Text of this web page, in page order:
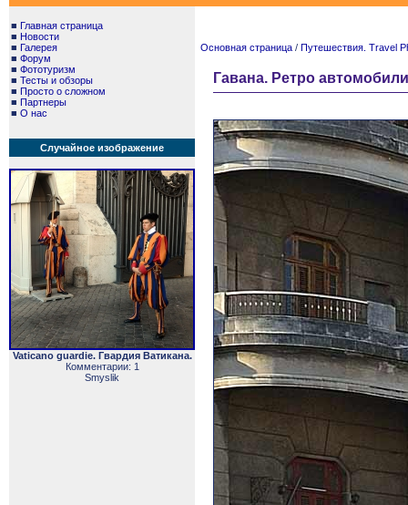
■ Главная страница
■ Новости
■ Галерея
■ Форум
■ Фототуризм
■ Тесты и обзоры
■ Просто о сложном
■ Партнеры
■ О нас
Случайное изображение
Vaticano guardie. Гвардия Ватикана.
Комментарии: 1
Smyslik
Основная страница / Путешествия. Travel
Гавана. Ретро